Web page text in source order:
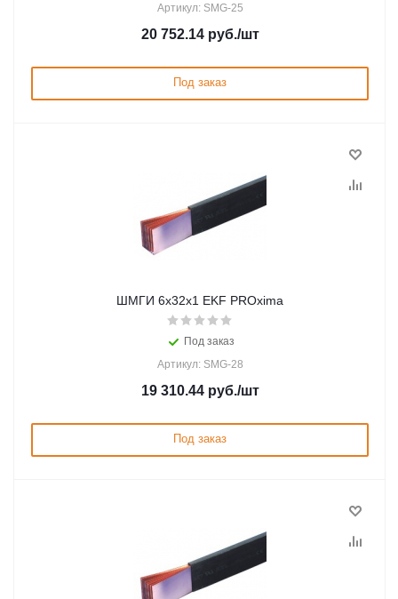
Артикул: SMG-25
20 752.14руб./шт
Под заказ
ШМГИ 6x32x1 EKF PROxima
Под заказ
Артикул: SMG-28
19 310.44руб./шт
Под заказ